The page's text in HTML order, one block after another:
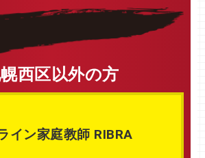
西区以外の方
イン家庭教師 RIBRA